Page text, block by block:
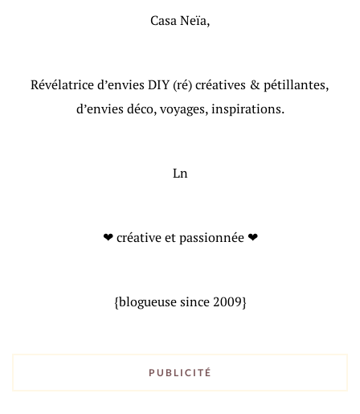
Casa Neïa,
Révélatrice d’envies DIY (ré) créatives & pétillantes,
d’envies déco, voyages, inspirations.
Ln
❤ créative et passionnée ❤
{blogueuse since 2009}
PUBLICITÉ